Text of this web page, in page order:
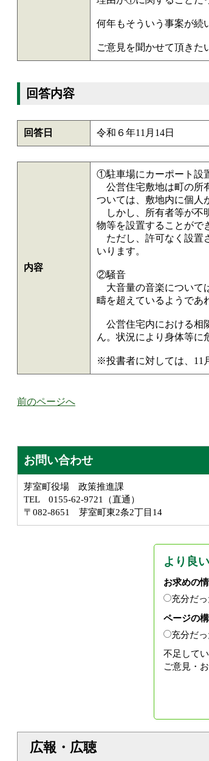
何年もそういう事案が続
ご意見を聞かせて頂きた
回答内容
回答日 令和６年11月14日
内容
①駐車場にカーポート設
公営住宅敷地は町の所
ついては、敷地内に個人
しかし、所有者等が不
物等を設置することがで
ただし、許可なく設置
いります。
②騒音
大音量の音楽について
疇を超えているようであ
公営住宅内における相
ん。状況により身体等に
※投書者に対しては、11
前のページへ
お問い合わせ
芽室町役場 政策推進課
TEL 0155-62-9721（直通）
〒082-8651 芽室町東2条2丁目14
より良
お求めの
充分だっ
ページの
充分だっ
不足して
ご意見・
広報・広聴